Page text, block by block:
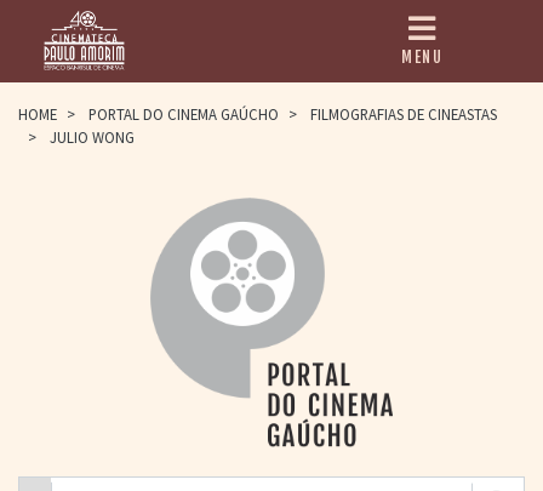
HOME
PAULO AMORIM
> HOMENAGEADOS
> EQUIPE
> ASSOCIAÇÃO DOS
> BIBLIOTECA
ROMEU GRIMALDI
> GRADE SEMANAL
MENU
HOME > PORTAL DO CINEMA GAÚCHO >
FILMOGRAFIAS DE CINEASTAS
>
JULIO WONG